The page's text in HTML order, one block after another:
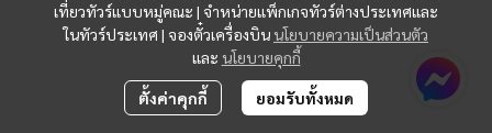
เที่ยวทัวร์แบบหมู่คณะ | จำหน่ายแพ็กเกจทัวร์ต่างประเทศและ
ในทัวร์ประเทศ | จองตั๋วเครื่องบิน นโยบายความเป็นส่วนตัว
และ นโยบายคุกกี้
ตั้งค่าคุกกี้ ยอมรับทั้งหมด